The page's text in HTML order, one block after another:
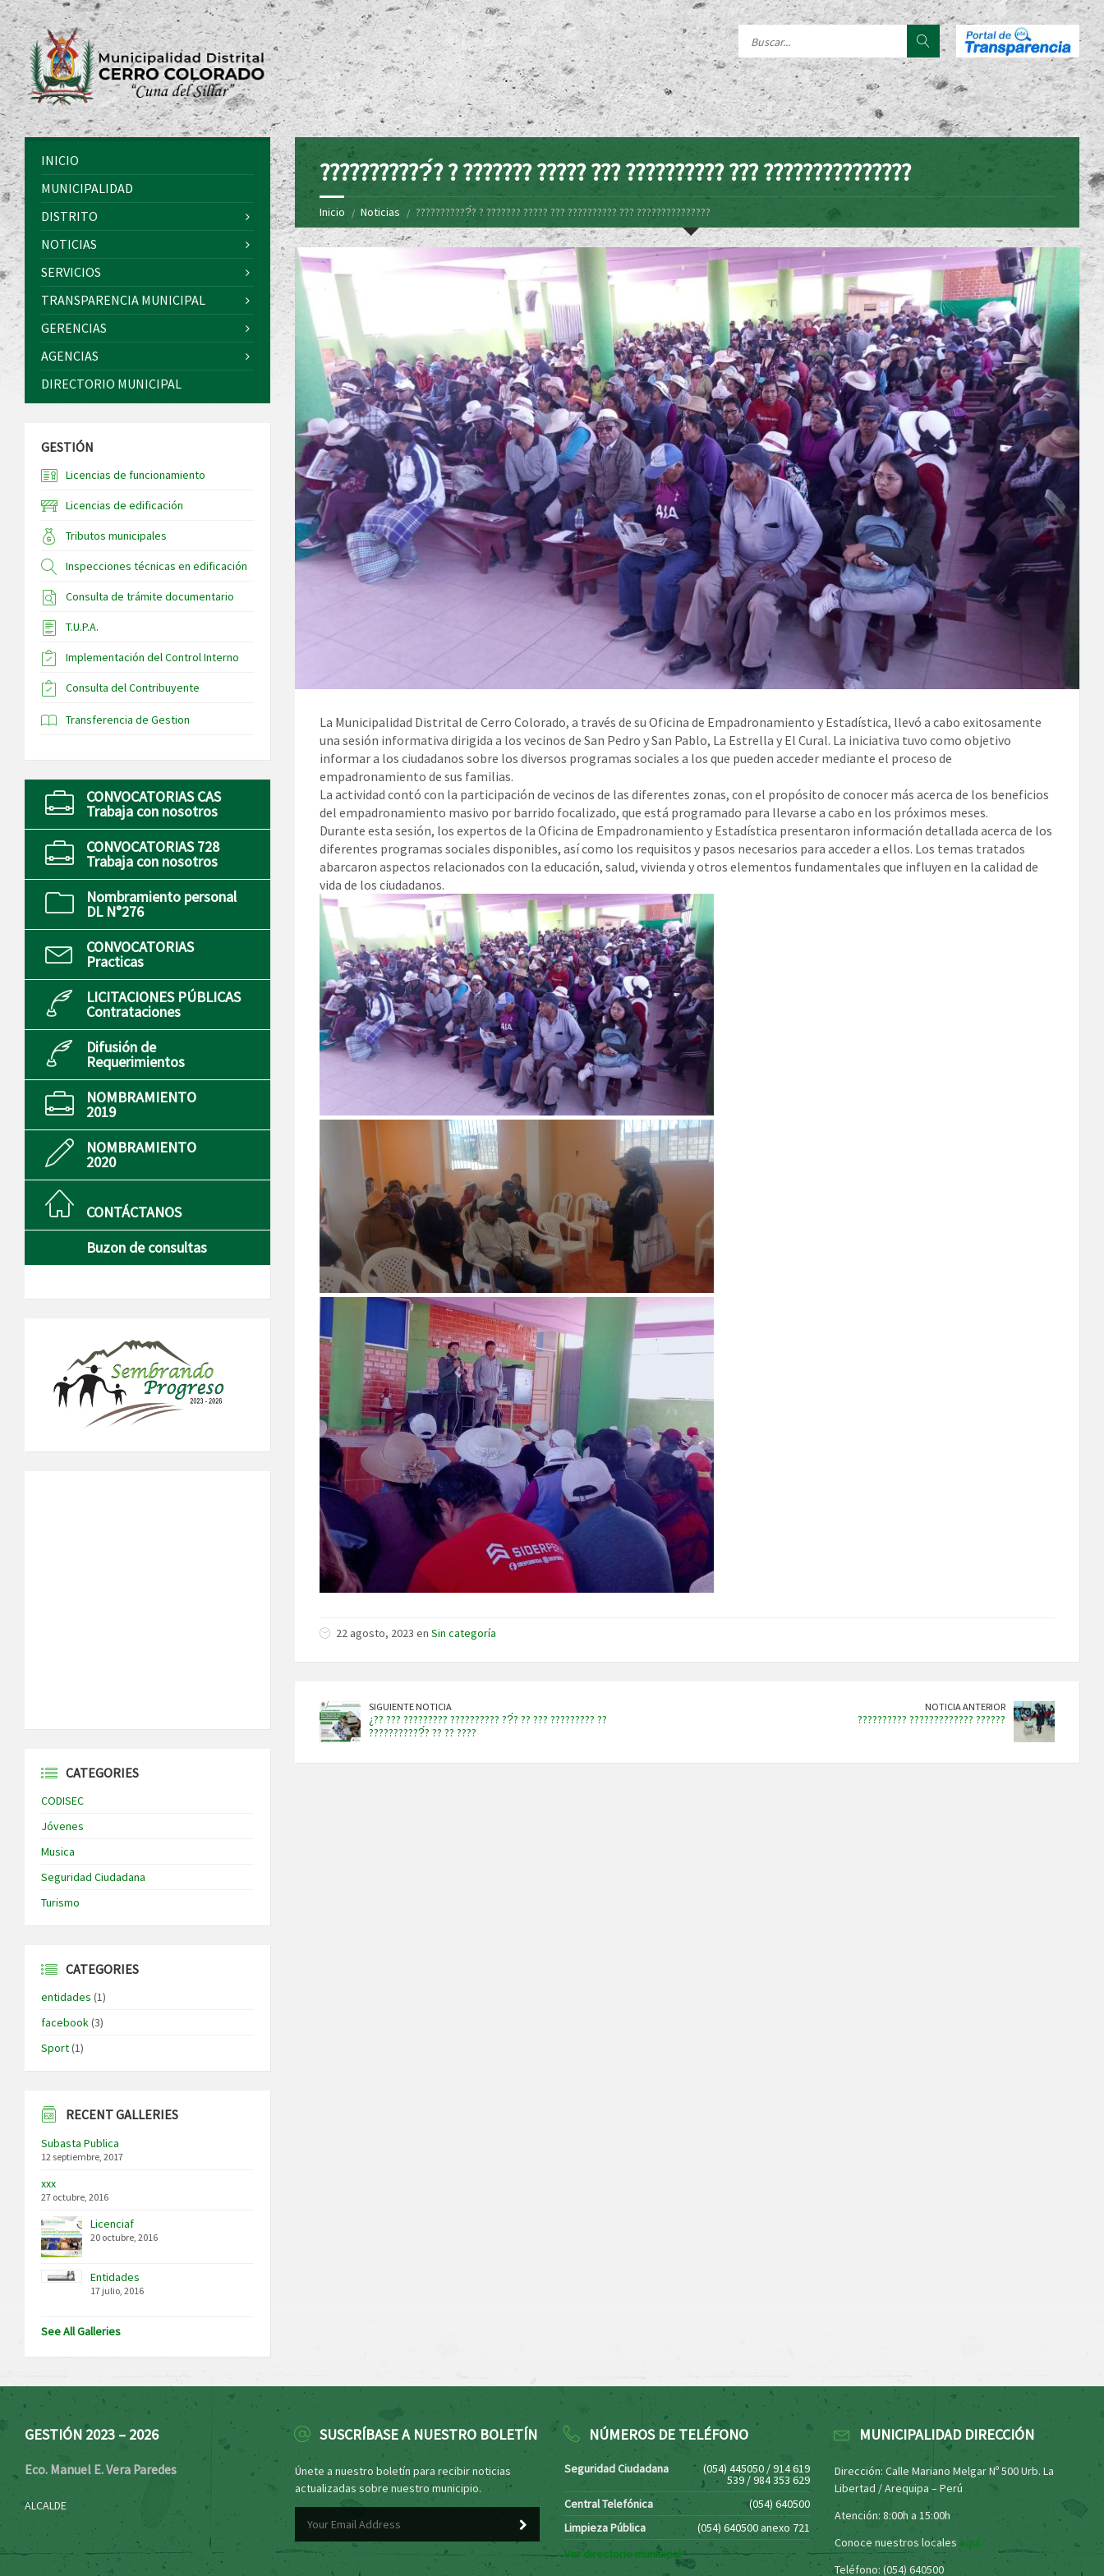
???????????́? ? ??????? ????? ??? ?????????? ??? ???????????????
Inicio Noticias ???????????́? ? ??????? ????? ??? ?????????? ??? ???????????????
La Municipalidad Distrital de Cerro Colorado, a través de su Oficina de Empadronamiento y Estadística, llevó a cabo exitosamente
una sesión informativa dirigida a los vecinos de San Pedro y San Pablo, La Estrella y El Cural. La iniciativa tuvo como objetivo
informar a los ciudadanos sobre los diversos programas sociales a los que pueden acceder mediante el proceso de
empadronamiento de sus familias.
La actividad contó con la participación de vecinos de las diferentes zonas, con el propósito de conocer más acerca de los beneficios
del empadronamiento masivo por barrido focalizado, que está programado para llevarse a cabo en los próximos meses.
Durante esta sesión, los expertos de la Oficina de Empadronamiento y Estadística presentaron información detallada acerca de los
diferentes programas sociales disponibles, así como los requisitos y pasos necesarios para acceder a ellos. Los temas tratados
abarcaron aspectos relacionados con la educación, salud, vivienda y otros elementos fundamentales que influyen en la calidad de
vida de los ciudadanos.
22 agosto, 2023 en Sin categoría
SIGUIENTE NOTICIA
¿?? ??? ????????? ?????????? ??́? ?? ??? ????????? ??
???????????́? ?? ?? ????
NOTICIA ANTERIOR
?????????? ????????????? ??????
INICIO
MUNICIPALIDAD
DISTRITO
NOTICIAS
SERVICIOS
TRANSPARENCIA MUNICIPAL
GERENCIAS
AGENCIAS
DIRECTORIO MUNICIPAL
GESTIÓN
Licencias de funcionamiento
Licencias de edificación
Tributos municipales
Inspecciones técnicas en edificación
Consulta de trámite documentario
T.U.P.A.
Implementación del Control Interno
Consulta del Contribuyente
Transferencia de Gestion
CONVOCATORIAS CAS
Trabaja con nosotros
CONVOCATORIAS 728
Trabaja con nosotros
Nombramiento personal
DL N°276
CONVOCATORIAS
Practicas
LICITACIONES PÚBLICAS
Contrataciones
Difusión de
Requerimientos
NOMBRAMIENTO
2019
NOMBRAMIENTO
2020
CONTÁCTANOS
Buzon de consultas
CATEGORIES
CODISEC
Jóvenes
Musica
Seguridad Ciudadana
Turismo
CATEGORIES
entidades (1)
facebook(3)
Sport(1)
RECENT GALLERIES
Subasta Publica
12 septiembre, 2017
xxx
27 octubre, 2016
Licenciaf
20 octubre, 2016
Entidades
17 julio, 2016
See All Galleries
GESTIÓN 2023 – 2026
Eco. Manuel E. Vera Paredes
ALCALDE
SUSCRÍBASE A NUESTRO BOLETÍN
Únete a nuestro boletín para recibir noticias
actualizadas sobre nuestro municipio.
NÚMEROS DE TELÉFONO
Seguridad Ciudadana (054) 445050 / 914 619
539 / 984 353 629
Central Telefónica
(054) 640500
Limpieza Pública
(054) 640500 anexo 721
Ver directorio municipal
MUNICIPALIDAD DIRECCIÓN
Dirección: Calle Mariano Melgar Nº 500 Urb. La
Libertad / Arequipa – Perú
Atención: 8:00h a 15:00h
Conoce nuestros locales aquí
Teléfono: (054) 640500